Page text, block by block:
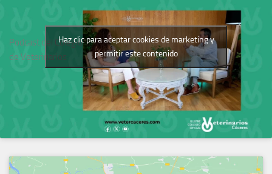
Podcast del Colegio
de Veterinarios
Haz clic para aceptar cookies de marketing y
permitir este contenido